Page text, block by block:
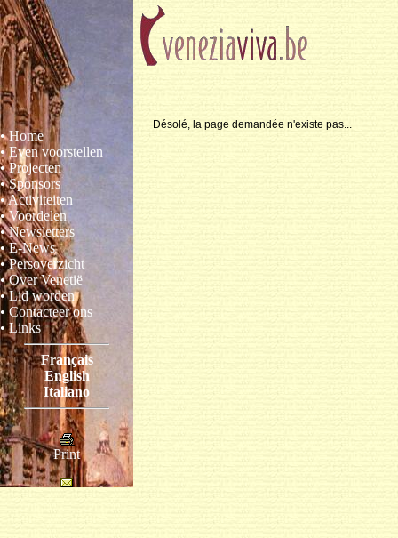
• Home
• Even voorstellen
• Projecten
• Sponsors
• Activiteiten
• Voordelen
• Newsletters
• E-News
• Persoverzicht
• Over Venetië
• Lid worden
• Contacteer ons
• Links
Français
English
Italiano
Print
Désolé, la page demandée n'existe pas...